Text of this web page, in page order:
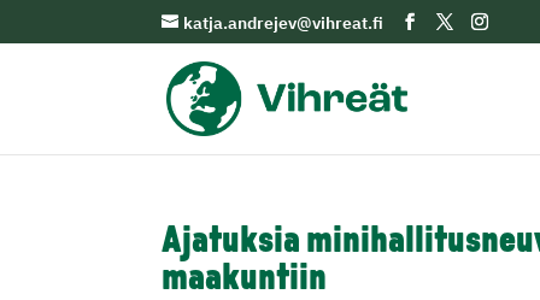
katja.andrejev@vihreat.fi
Ajatuksia
maakuntiin